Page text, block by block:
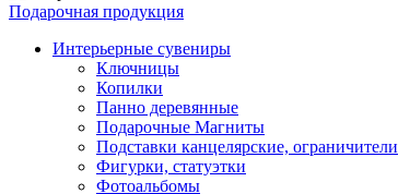
Подарочная продукция
Интерьерные сувениры
Ключницы
Копилки
Панно деревянные
Подарочные Магниты
Подставки канцелярские, ограничители
Фигурки, статуэтки
Фотоальбомы